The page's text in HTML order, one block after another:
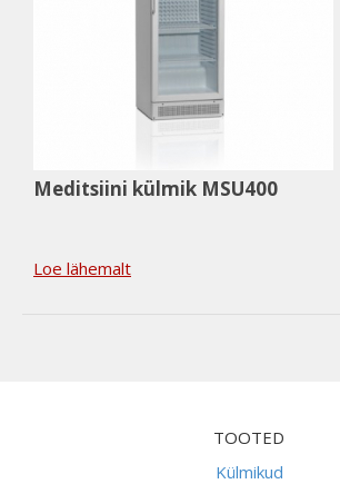
Meditsiini külmik MSU400
Loe lähemalt
TOOTED
Külmikud